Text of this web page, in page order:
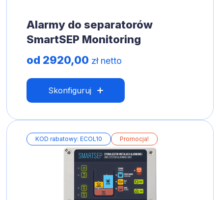
Alarmy do separatorów
SmartSEP Monitoring
od 2920,00 zł netto
Skonfiguruj
KOD rabatowy: ECOL10 Promocja!